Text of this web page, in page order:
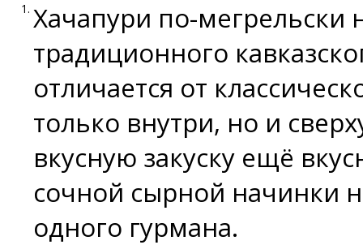
Хачапури по-
традиционного
отличается от
только внутри, но и
вкусную закуску ещё
сочной сырной начинки
одного гурмана.